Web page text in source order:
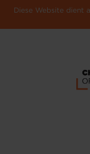
Diese Website dient